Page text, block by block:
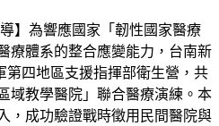
】為響應國家「韌性國家醫療
療體系的整合應變能力，台南新
第四地區支援指揮部衛生營，共
域教學醫院」聯合醫療演練。本
，成功驗證戰時徵用民間醫院與